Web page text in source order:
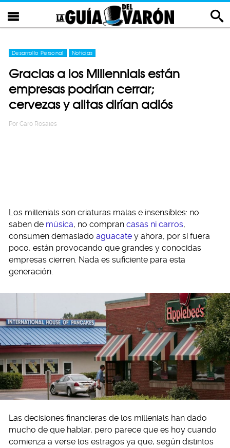
Desarrollo Personal Noticias
Gracias a los Millennials están
empresas podrían cerrar;
cervezas y alitas dirían adiós
Por Caro Rosales
Los millenials son criaturas malas e insensibles: no
saben de música, no compran casas ni carros,
consumen demasiado aguacate y ahora, por si fuera
poco, están provocando que grandes y conocidas
empresas cierren. Nada es suficiente para esta
generación.
Las decisiones financieras de los millenials han dado
mucho de que hablar, pero parece que es hoy cuando
comienza a verse los estragos ya que, según distintos